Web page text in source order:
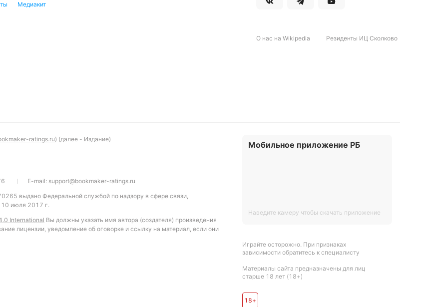
Медиакит
О нас на Wikipedia Резиденты ИЦ Сколково
ratings.ru) (далее - Издание)
E-mail: support@bookmaker-ratings.ru
выдано Федеральной службой по надзору в сфере связи,
10 июля 2017 г.
International Вы должны указать имя автора (создателя) произведения
лицензии, уведомление об оговорке и ссылку на материал, если они
Мобильное приложение РБ
Наведите камеру чтобы скачать приложение
Играйте осторожно. При признаках
зависимости обратитесь к специалисту
Материалы сайта предназначены для лиц
старше 18 лет (18+)
18+